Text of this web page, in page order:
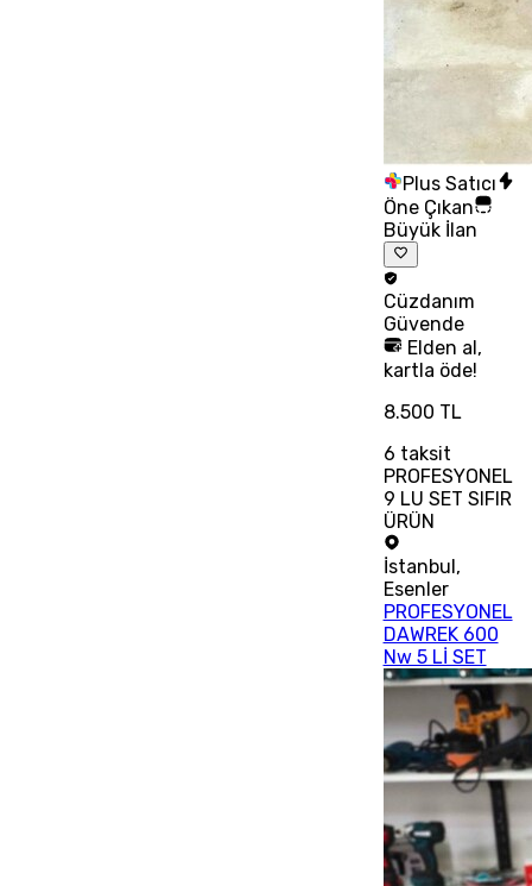
Plus Satıcı
Öne Çıkan
Büyük İlan
Cüzdanım
Güvende
Elden al,
kartla öde!
8.500 TL
6 taksit
PROFESYONEL
9 LU SET SIFIR
ÜRÜN
İstanbul ,
Esenler
PROFESYONEL
DAWREK 600
Nw 5 Lİ SET